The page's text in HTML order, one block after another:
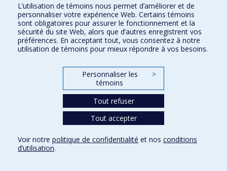
Plan du site
Signaler une erreur
Accessibilité
FACULTÉ DES ARTS ET DES SCIENCES
Nos départements et écoles
Conditions d’utilisation
L’utilisation de témoins nous permet d’améliorer et de
personnaliser votre expérience Web. Certains témoins
sont obligatoires pour assurer le fonctionnement et la
sécurité du site Web, alors que d’autres enregistrent vos
préférences. En acceptant tout, vous consentez à notre
utilisation de témoins pour mieux répondre à vos besoins.
Personnaliser les
témoins
>
Tout refuser
Tout accepter
Voir notre politique de confidentialité et nos conditions
d’utilisation.